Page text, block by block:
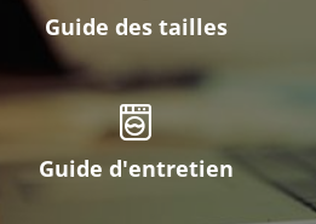
Guide des tailles
Guide d'entretien